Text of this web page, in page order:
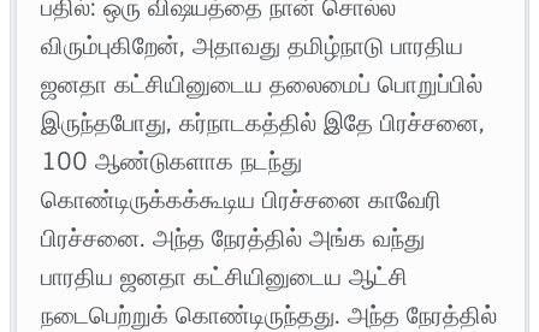
பதில்: ​ஒரு விஷயத்தை நான் சொல்ல
விரும்புகிறேன், அதாவது தமிழ்நாடு பாரதிய
ஜனதா கட்சியினுடைய தலைமைப் பொறுப்பில்
இருந்தபோது, கர்நாடகத்தில் இதே பிரச்சனை,
100 ஆண்டுகளாக நடந்து
கொண்டிருக்கக்கூடிய பிரச்சனை காவேரி
பிரச்சனை. அந்த நேரத்தில் அங்க வந்து
பாரதிய ஜனதா கட்சியினுடைய ஆட்சி
நடைபெற்றுக் கொண்டிருந்தது. அந்த நேரத்தில்